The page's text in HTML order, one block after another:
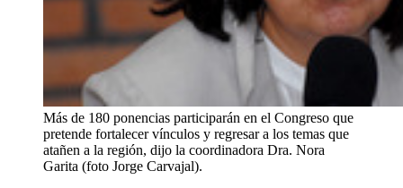
Más de 180 ponencias participarán en el Congreso que
pretende fortalecer vínculos y regresar a los temas que
atañen a la región, dijo la coordinadora Dra. Nora
Garita (foto Jorge Carvajal).